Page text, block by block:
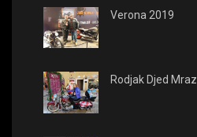
Verona 2019
Rodjak Djed Mraz